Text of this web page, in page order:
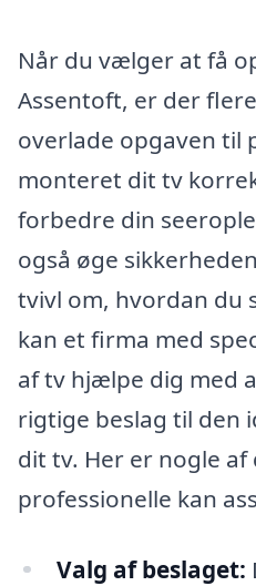
Når du vælger at få
Assentoft, er der
overlade opgaven til
monteret dit tv
forbedre din
også øge
tvivl om, hvordan du
kan et firma med
af tv hjælpe dig med
rigtige beslag til den
dit tv. Her er nogle af
professionelle kan
Valg af beslaget: